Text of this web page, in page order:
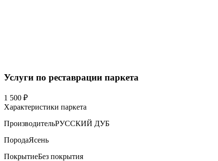
Услуги по реставрации паркета
1 500 ₽
Характеристики паркета
ПроизводительРУССКИЙ ДУБ
ПородаЯсень
ПокрытиеБез покрытия